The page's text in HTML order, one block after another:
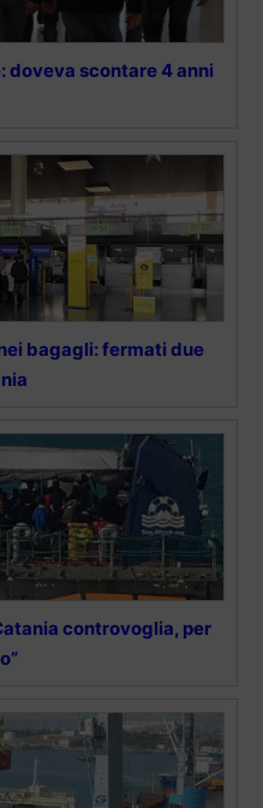
scontare 4 anni
bagagli: fermati due
controvoglia, per